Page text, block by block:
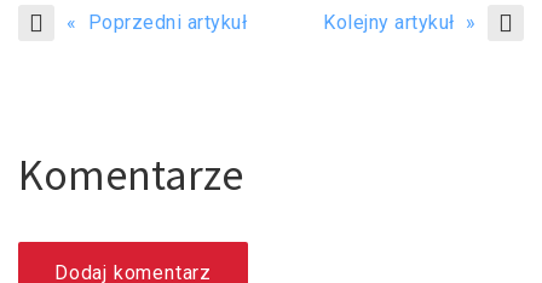
« Poprzedni artykuł Kolejny artykuł »
Komentarze
Dodaj komentarz